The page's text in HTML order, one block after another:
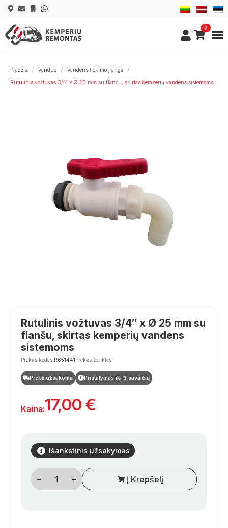
0
Pradžia Vanduo Vandens tiekimo įranga
Rutulinis vožtuvas 3/4″ x Ø 25 mm su flanšu, skirtas kemperių vandens sistemoms
Rutulinis vožtuvas 3/4″ x Ø 25 mm su
flanšu, skirtas kemperių vandens
sistemoms
Prekės kodas:R651441Prekės ženklas:
Prekė užsakoma Pristatymas iki 3 savaičių
Kaina:17,00 €
Išankstinis užsakymas
produkto
kiekis:
Rutulinis
Į Krepšelį